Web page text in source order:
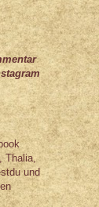
Thalia,
und